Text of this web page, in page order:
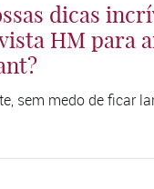
dicas
HM para
sem medo de ficar